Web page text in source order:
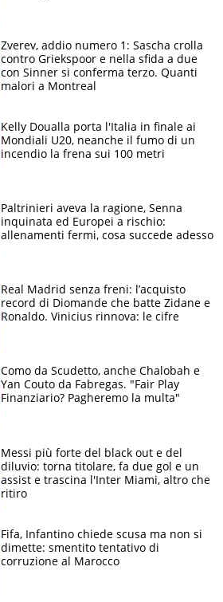
Zverev, addio numero 1: Sascha crolla
contro Griekspoor e nella sfida a due
con Sinner si conferma terzo. Quanti
malori a Montreal
Kelly Doualla porta l'Italia in finale ai
Mondiali U20, neanche il fumo di un
incendio la frena sui 100 metri
Paltrinieri aveva la ragione, Senna
inquinata ed Europei a rischio:
allenamenti fermi, cosa succede adesso
Real Madrid senza freni: l’acquisto
record di Diomande che batte Zidane e
Ronaldo. Vinicius rinnova: le cifre
Como da Scudetto, anche Chalobah e
Yan Couto da Fabregas. "Fair Play
Finanziario? Pagheremo la multa"
Messi più forte del black out e del
diluvio: torna titolare, fa due gol e un
assist e trascina l'Inter Miami, altro che
ritiro
Fifa, Infantino chiede scusa ma non si
dimette: smentito tentativo di
corruzione al Marocco